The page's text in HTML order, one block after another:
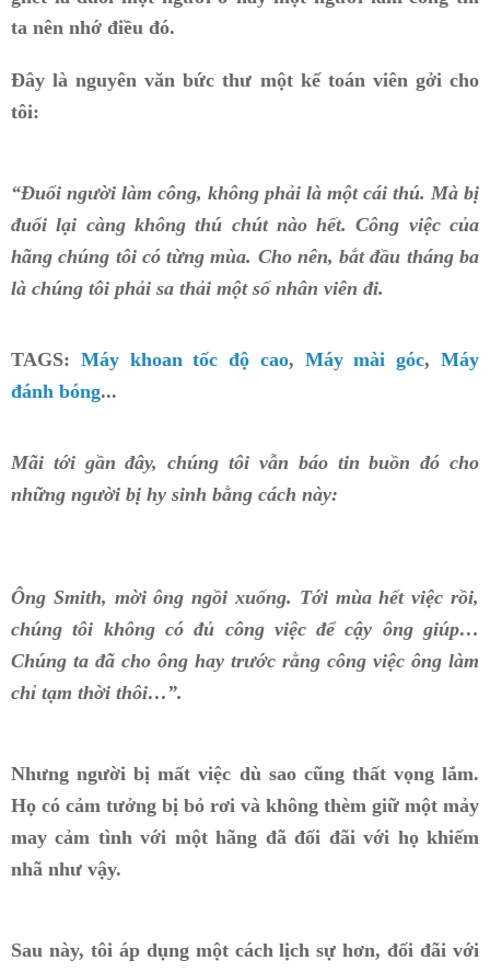
ta nên nhớ điều đó.
Đây là nguyên văn bức thư một kế toán viên gởi cho
tôi:
“Đuổi người làm công, không phải là một cái thú. Mà bị
đuổi lại càng không thú chút nào hết. Công việc của
hãng chúng tôi có từng mùa. Cho nên, bắt đầu tháng ba
là chúng tôi phải sa thải một số nhân viên đi.
TAGS: Máy khoan tốc độ cao, Máy mài góc,Máy
đánh bóng...
Mãi tới gần đây, chúng tôi vẫn báo tin buồn đó cho
những người bị hy sinh bằng cách này:
Ông Smith, mời ông ngồi xuống. Tới mùa hết việc rồi,
chúng tôi không có đủ công việc để cậy ông giúp…
Chúng ta đã cho ông hay trước rằng công việc ông làm
chỉ tạm thời thôi…”.
Nhưng người bị mất việc dù sao cũng thất vọng lắm.
Họ có cảm tưởng bị bỏ rơi và không thèm giữ một mảy
may cảm tình với một hãng đã đối đãi với họ khiếm
nhã như vậy.
Sau này, tôi áp dụng một cách lịch sự hơn, đối đãi với